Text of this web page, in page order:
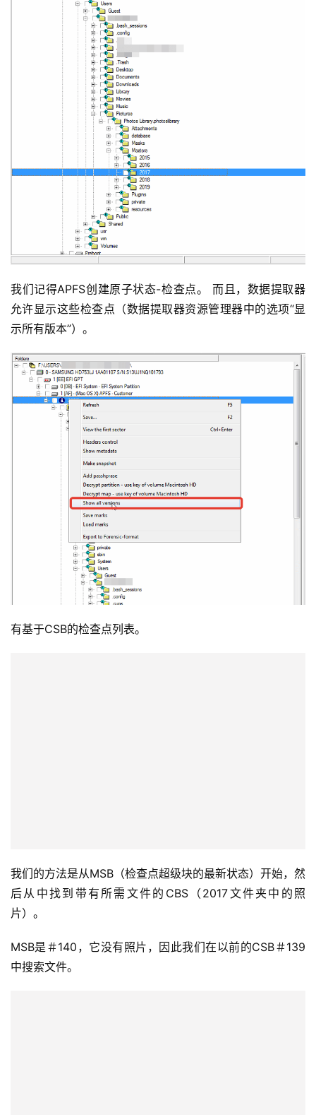
我们记得APFS创建原子状态-检查点。 而且，数据提取器
允许显示这些检查点（数据提取器资源管理器中的选项“显
示所有版本”）。
有基于CSB的检查点列表。
我们的方法是从MSB（检查点超级块的最新状态）开始，然
后从中找到带有所需文件的CBS（2017文件夹中的照
片）。
MSB是＃140，它没有照片，因此我们在以前的CSB＃139
中搜索文件。